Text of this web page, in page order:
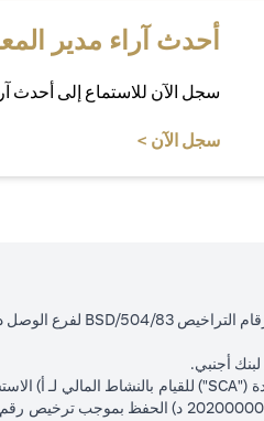
أحدث آراء مدير
سجل الآن للاستماع إلى أحدث
سجل الآن >
أجنبي.